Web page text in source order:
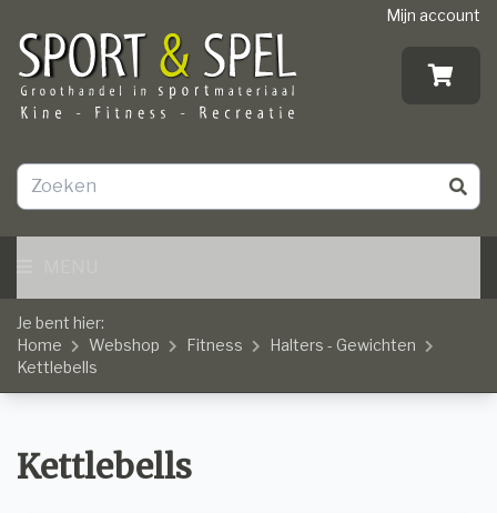
Mijn account
Je bent hier:
Home
Webshop Fitness
Halters - Gewichten
Kettlebells
Kettlebells